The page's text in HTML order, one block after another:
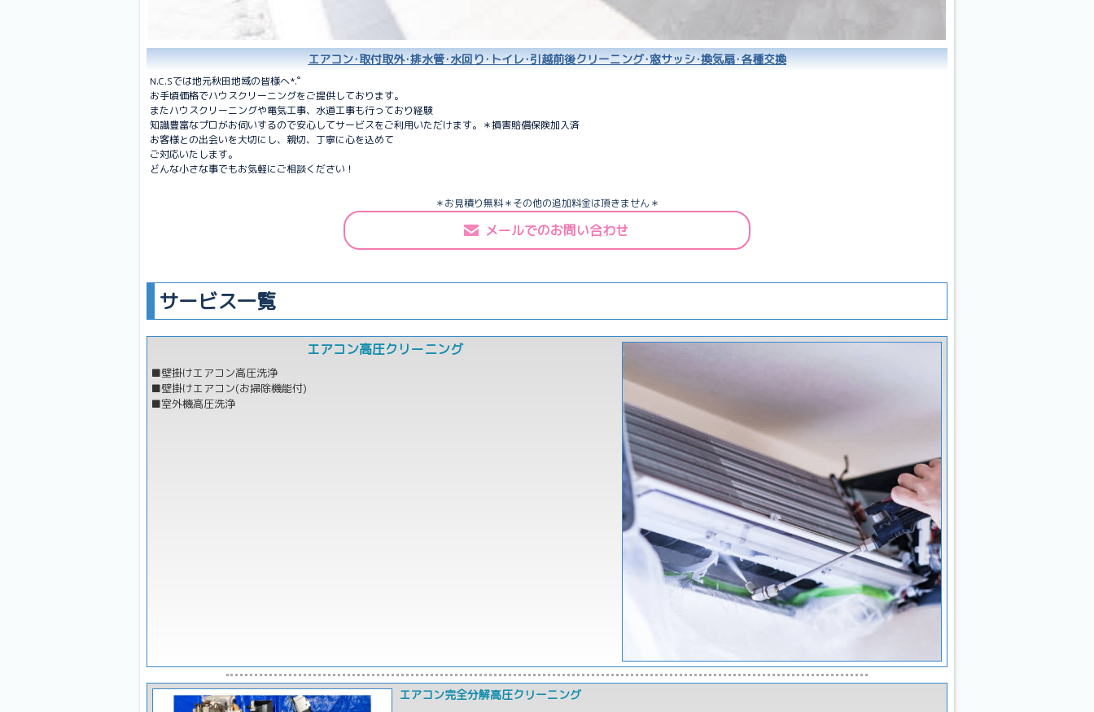
エアコン･取付取外･排水管･水回り･トイレ･引越前後クリーニング･窓サッシ･換気扇･各種交換
N.C.Sでは地元秋田地域の皆様へ*.゜
お手頃価格でハウスクリーニングをご提供しております。
またハウスクリーニングや電気工事、水道工事も行っており経験
知識豊富なプロがお伺いするので安心してサービスをご利用いただけます。＊損害賠償保険加入済
お客様との出会いを大切にし、親切、丁寧に心を込めて
ご対応いたします。
どんな小さな事でもお気軽にご相談ください！
＊お見積り無料＊その他の追加料金は頂きません＊
メールでのお問い合わせ
サービス一覧
エアコン高圧クリーニング
■壁掛けエアコン高圧洗浄
■壁掛けエアコン(お掃除機能付)
■室外機高圧洗浄
エアコン完全分解高圧クリーニング